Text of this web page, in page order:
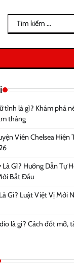
Tìm
kiếm
tình là gì? Khám phá
tháng
Viên Chelsea Hiện
Là Gì? Hướng Dẫn Tự
Bắt Đầu
Gì? Luật Việt Vị Mới
là gì? Cách đốt mỡ,